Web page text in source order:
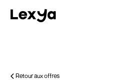
Retour aux offres